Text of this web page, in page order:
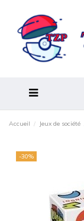
Accueil Jeux de société
-30%